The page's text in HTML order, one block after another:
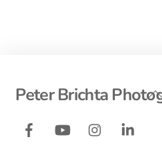
Peter Brichta
FacebookYouTube Instagram